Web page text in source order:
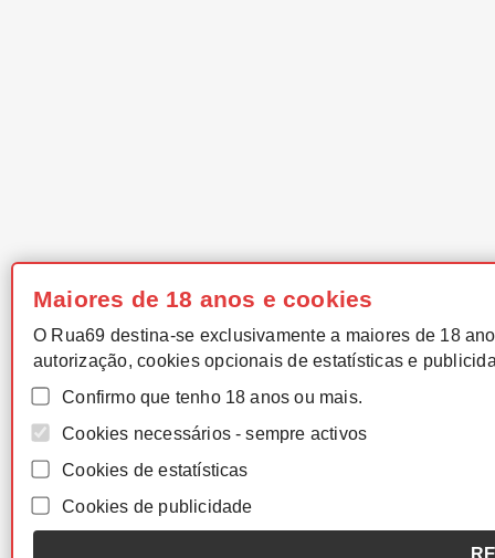
Maiores de 18 anos e cookies
O Rua69 destina-se exclusivamente a maiores de 18
autorização, cookies opcionais de estatísticas e
Confirmo que tenho 18 anos ou mais.
Cookies necessários - sempre activos
Cookies de estatísticas
Cookies de publicidade